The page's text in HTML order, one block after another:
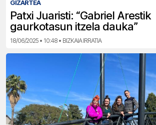
GIZARTEA
Patxi Juaristi: “Gabriel Arestik
gaurkotasun itzela dauka”
18/06/2025 • 10:48 • BIZKAIA IRRATIA